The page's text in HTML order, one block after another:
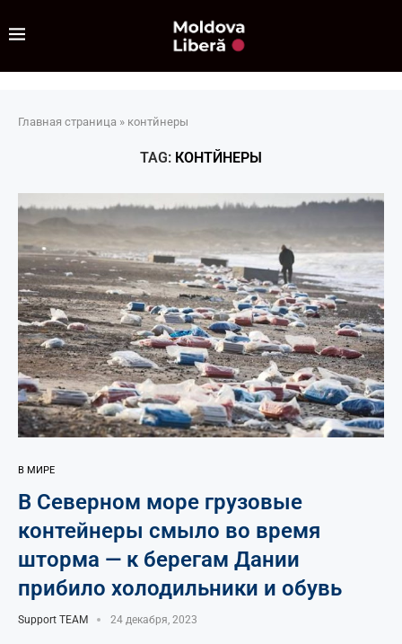
Главная страница » контйнеры
TAG: КОНТЙНЕРЫ
В МИРЕ
В Северном море грузовые
контейнеры смыло во время
шторма — к берегам Дании
прибило холодильники и обувь
Support TEAM 24 декабря, 2023